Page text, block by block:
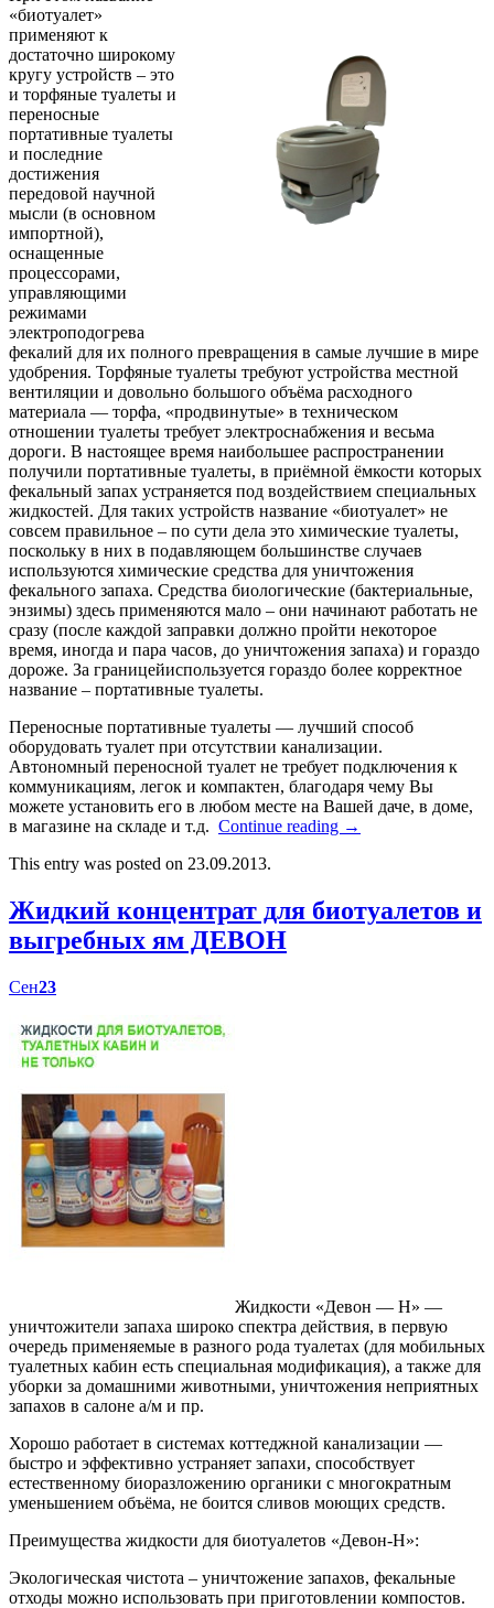
«биотуалет»
применяют к
достаточно широкому
кругу устройств – это
и торфяные туалеты и
переносные
портативные туалеты
и последние
достижения
передовой научной
мысли (в основном
импортной),
оснащенные
процессорами,
управляющими
режимами
электроподогрева
фекалий для их полного превращения в самые лучшие в мире
удобрения. Торфяные туалеты требуют устройства местной
вентиляции и довольно большого объёма расходного
материала — торфа, «продвинутые» в техническом
отношении туалеты требует электроснабжения и весьма
дороги. В настоящее время наибольшее распространении
получили портативные туалеты, в приёмной ёмкости которых
фекальный запах устраняется под воздействием специальных
жидкостей. Для таких устройств название «биотуалет» не
совсем правильное – по сути дела это химические туалеты,
поскольку в них в подавляющем большинстве случаев
используются химические средства для уничтожения
фекального запаха. Средства биологические (бактериальные,
энзимы) здесь применяются мало – они начинают работать не
сразу (после каждой заправки должно пройти некоторое
время, иногда и пара часов, до уничтожения запаха) и гораздо
дороже. За границейиспользуется гораздо более корректное
название – портативные туалеты.
Переносные портативные туалеты — лучший способ
оборудовать туалет при отсутствии канализации.
Автономный переносной туалет не требует подключения к
коммуникациям, легок и компактен, благодаря чему Вы
можете установить его в любом месте на Вашей даче, в доме,
в магазине на складе и т.д. Continue reading →
This entry was posted on 23.09.2013.
Жидкий концентрат для биотуалетов и
выгребных ям ДЕВОН
Сен23
Жидкости «Девон — Н» —
уничтожители запаха широко спектра действия, в первую
очередь применяемые в разного рода туалетах (для мобильных
туалетных кабин есть специальная модификация), а также для
уборки за домашними животными, уничтожения неприятных
запахов в салоне а/м и пр.
Хорошо работает в системах коттеджной канализации —
быстро и эффективно устраняет запахи, способствует
естественному биоразложению органики с многократным
уменьшением объёма, не боится сливов моющих средств.
Преимущества жидкости для биотуалетов «Девон-Н»:
Экологическая чистота – уничтожение запахов, фекальные
отходы можно использовать при приготовлении компостов.